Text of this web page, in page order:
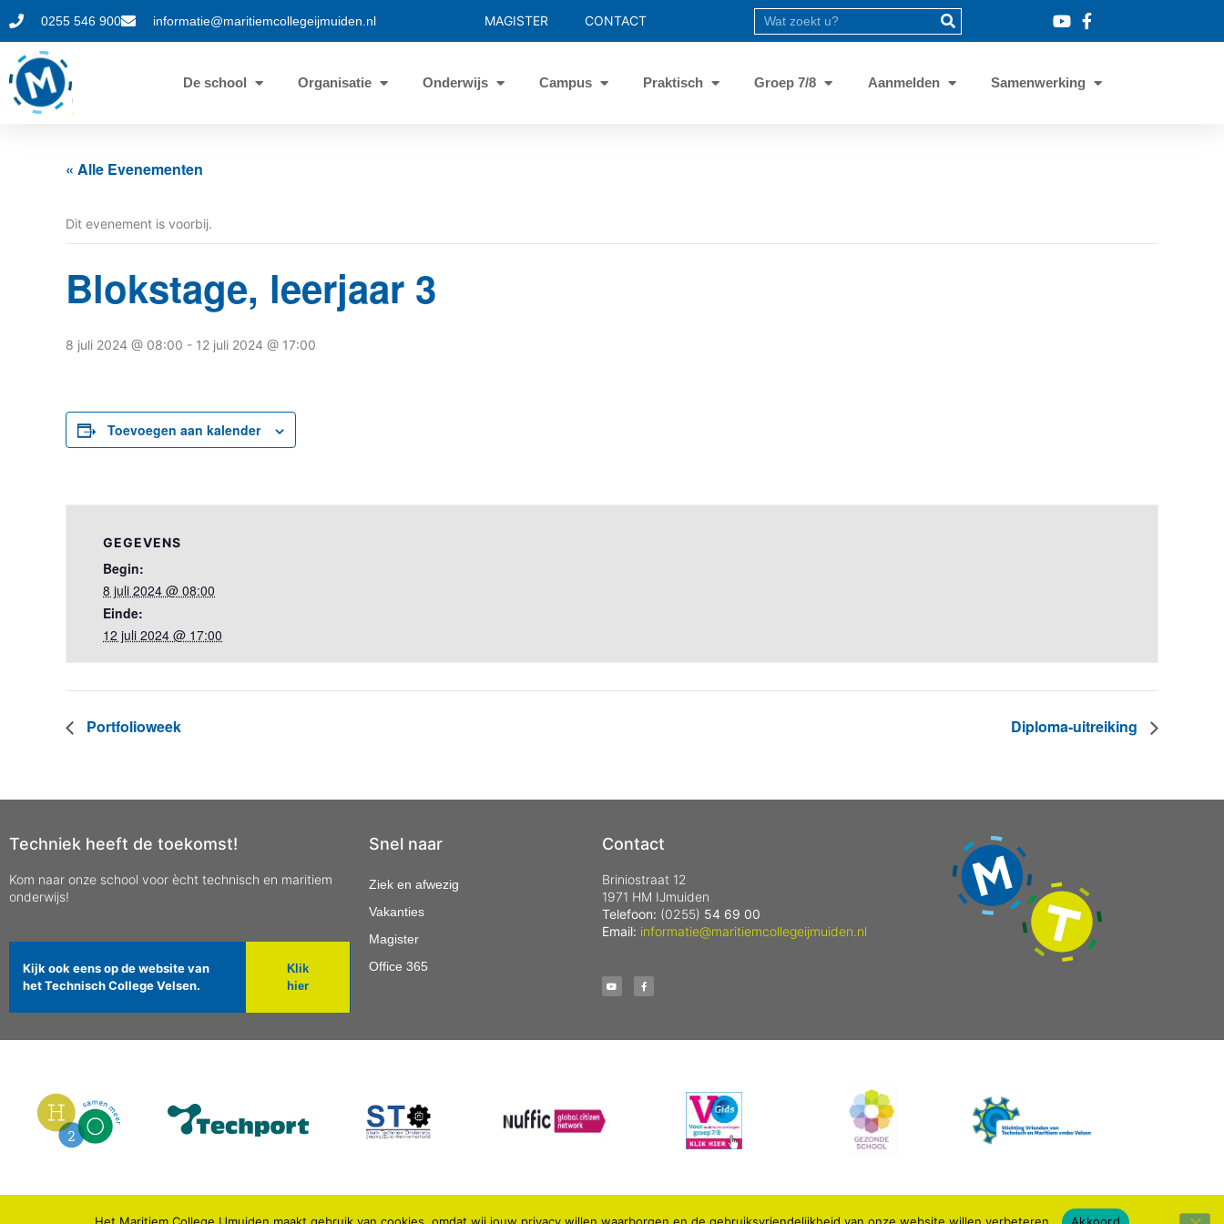
0255 546 900 informatie@maritiemcollegeijmuiden.nl MAGISTER CONTACT
De school Organisatie Onderwijs Campus Praktisch Groep 7/8 Aanmelden Samenwerking
« Alle Evenementen
Dit evenement is voorbij.
Blokstage, leerjaar 3
8 juli 2024 @ 08:00 - 12 juli 2024 @ 17:00
Toevoegen aan kalender
GEGEVENS
Begin:
8 juli 2024 @ 08:00
Einde:
12 juli 2024 @ 17:00
Portfolioweek Diploma-uitreiking
Techniek heeft de toekomst!
Kom naar onze school voor ècht technisch en maritiem
onderwijs!
Kijk ook eens op de website van
het Technisch College Velsen.
Klik
hier
Snel naar
Ziek en afwezig
Vakanties
Magister
Office 365
Contact
Briniostraat 12
1971 HM IJmuiden
Telefoon: (0255) 54 69 00
Email: informatie@maritiemcollegeijmuiden.nl